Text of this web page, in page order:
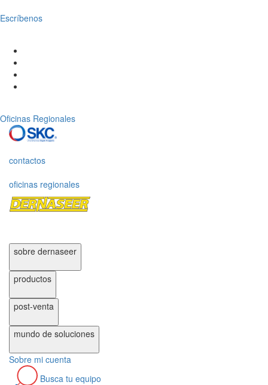
Escríbenos
Oficinas Regionales
contactos
oficinas regionales
sobre dernaseer
productos
post-venta
mundo de soluciones
Sobre mi cuenta
Busca tu equipo